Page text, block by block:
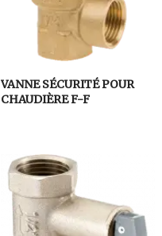
VANNE SÉCURITÉ POUR
CHAUDIÈRE F-F